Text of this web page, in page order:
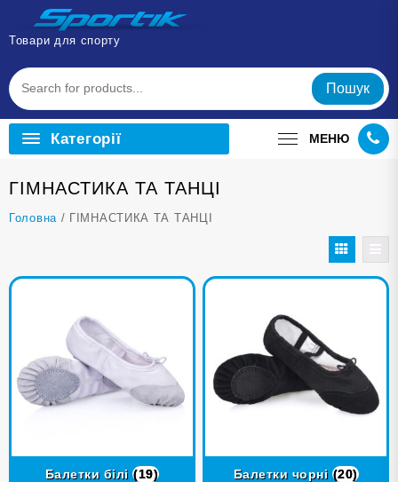
Перейти
вмісту
Товари для спорту
Пошук
Категорії МЕНЮ
ГІМНАСТИКА ТА ТАНЦІ
Головна / ГІМНАСТИКА ТА ТАНЦІ
Балетки білі(19) Балетки чорні (20)